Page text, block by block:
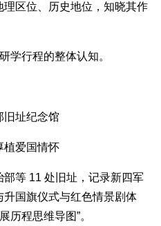
理区位、历史地位，知晓其作
学行程的整体认知。
旧址纪念馆
植爱国情怀
等 11 处旧址，记录新四军
国旗仪式与红色情景剧体
历程思维导图”。